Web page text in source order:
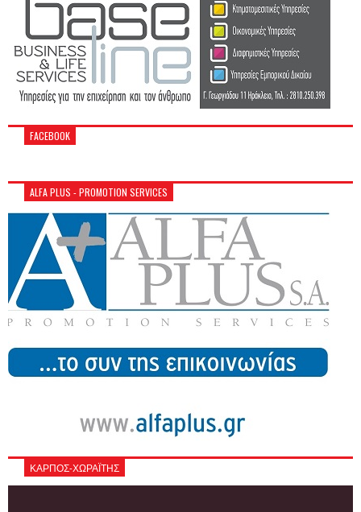
FACEBOOK
ALFA PLUS - PROMOTION SERVICES
ΚΑΡΠΟΣ-ΧΩΡΑΪΤΗΣ